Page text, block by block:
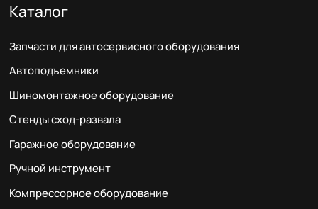
Каталог
Запчасти для автосервисного оборудования
Автоподъемники
Шиномонтажное оборудование
Стенды сход-развала
Гаражное оборудование
Ручной инструмент
Компрессорное оборудование